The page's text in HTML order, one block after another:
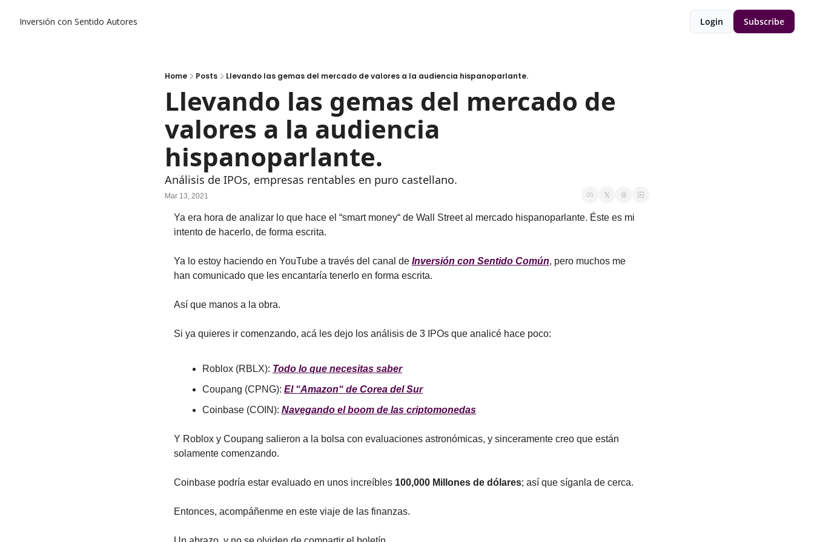
Inversión con Sentido Autores Login Subscribe
Home Posts Llevando las gemas del mercado de valores a la audiencia hispanoparlante.
Llevando las gemas del mercado de
valores a la audiencia
hispanoparlante.
Análisis de IPOs, empresas rentables en puro castellano.
Mar 13, 2021
Ya era hora de analizar lo que hace el “smart money“ de Wall Street al mercado hispanoparlante. Éste es mi
intento de hacerlo, de forma escrita.
Ya lo estoy haciendo en YouTube a través del canal de Inversión con Sentido Común, pero muchos me
han comunicado que les encantaría tenerlo en forma escrita.
Así que manos a la obra.
Si ya quieres ir comenzando, acá les dejo los análisis de 3 IPOs que analicé hace poco:
Roblox (RBLX): Todo lo que necesitas saber
Coupang (CPNG): El “Amazon“ de Corea del Sur
Coinbase (COIN): Navegando el boom de las criptomonedas
Y Roblox y Coupang salieron a la bolsa con evaluaciones astronómicas, y sinceramente creo que están
solamente comenzando.
Coinbase podría estar evaluado en unos increíbles 100,000 Millones de dólares; así que síganla de cerca.
Entonces, acompáñenme en este viaje de las finanzas.